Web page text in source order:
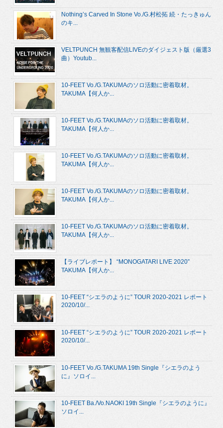
Nothing’s Carved In Stone Vo./G.村松拓 続・たっきゅん
のキ...
VELTPUNCH 無観客配信LIVEのダイジェスト版（厳選3
曲）Youtub...
10-FEET Vo./G.TAKUMAのソロ活動に密着取材。
TAKUMA【何人か...
10-FEET Vo./G.TAKUMAのソロ活動に密着取材。
TAKUMA【何人か...
10-FEET Vo./G.TAKUMAのソロ活動に密着取材。
TAKUMA【何人か...
10-FEET Vo./G.TAKUMAのソロ活動に密着取材。
TAKUMA【何人か...
10-FEET Vo./G.TAKUMAのソロ活動に密着取材。
TAKUMA【何人か...
【ライブレポート】 “MONOGATARI LIVE 2020”
TAKUMA【何人か...
10-FEET “シエラのように” TOUR 2020-2021 レポート
2020/10/...
10-FEET “シエラのように” TOUR 2020-2021 レポート
2020/10/...
10-FEET Vo./G.TAKUMA 19th Single『シエラのよう
に』ソロイ...
10-FEET Ba./Vo.NAOKI 19th Single『シエラのように』
ソロイ...